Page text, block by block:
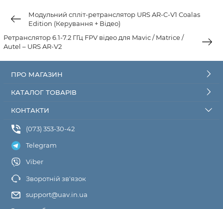
Модульний спліт-ретранслятор URS AR-C-V1 Coalas
Edition (Керування + Відео)
Ретранслятор 6.1-7.2 ГГц FPV відео для Mavic / Matrice /
Autel – URS AR-V2
ПРО МАГАЗИН
КАТАЛОГ ТОВАРІВ
КОНТАКТИ
(073) 353-30-42
Telegram
Viber
Зворотній зв'язок
support@uav.in.ua